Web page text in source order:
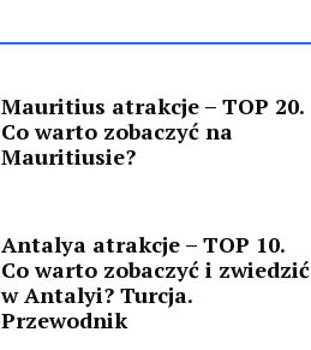
Mauritius atrakcje – TOP 20.
Co warto zobaczyć na
Mauritiusie?
Antalya atrakcje – TOP 10.
Co warto zobaczyć i zwiedzić
w Antalyi? Turcja.
Przewodnik